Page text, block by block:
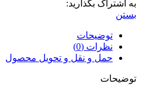
به اشتراک بگذارید:
بستن
توضیحات
نظرات (0)
حمل و نقل و تحویل محصول
توضیحات